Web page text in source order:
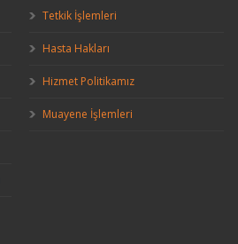
Tetkik İşlemleri
Hasta Hakları
Hizmet Politikamız
Muayene İşlemleri